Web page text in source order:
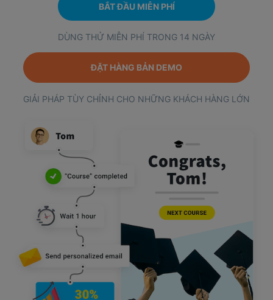
BẮT ĐẦU MIỄN PHÍ
DÙNG THỬ MIỄN PHÍ TRONG 14 NGÀY
ĐẶT HÀNG BẢN DEMO
GIẢI PHÁP TÙY CHỈNH CHO NHỮNG KHÁCH HÀNG LỚN